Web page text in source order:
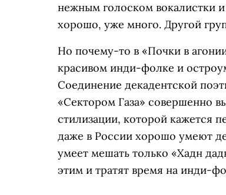
нежным голоском вокалистки
хорошо, уже много. Другой
Но почему-то в «Почки в
красивом инди-фолке и
Соединение декадентской
«Сектором Газа» совершенно
стилизации, которой кажется
даже в России хорошо умеют
умеет мешать только «Хадн
этим и тратят время на инди-